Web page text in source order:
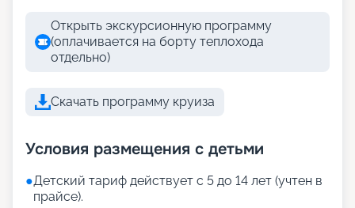
Открыть экскурсионную программу
(оплачивается на борту теплохода
отдельно)
Скачать программу круиза
Условия размещения с детьми
●Детский тариф действует с 5 до 14 лет (учтен в
прайсе).